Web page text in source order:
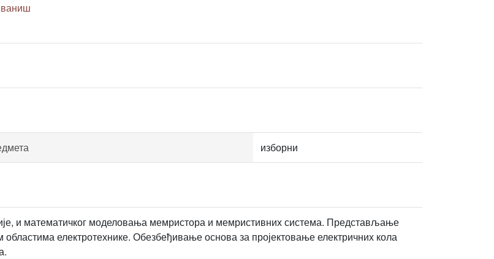
изборни
и математичког моделовања мемристора и мемристивних система. Представљање
електротехнике. Обезбеђивање основа за пројектовање електричних кола